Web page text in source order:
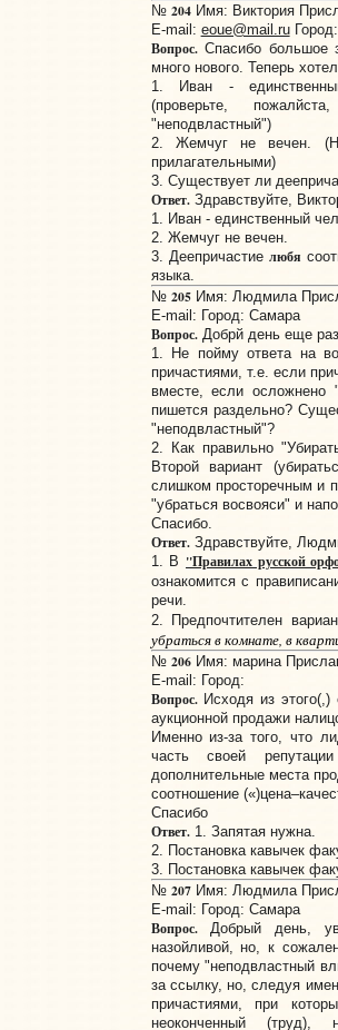
№ 204Имя: Виктория
E-mail: eoue@mail.ruГород:
Вопрос.Спасибо большое
много нового. Теперь
1. Иван -
(проверьте,
"неподвластный")
2. Жемчуг не вечен.
прилагательными)
3. Существует ли
Ответ.Здравствуйте,
1. Иван - единственный
2. Жемчуг не вечен.
3. Деепричастие любя
языка.
№ 205Имя: Людмила
E-mail: Город: Самара
Вопрос.Добрй день еще
1. Не пойму ответа на
причастиями, т.е. если
вместе, если
пишется раздельно?
"неподвластный"?
2. Как правильно
Второй вариант
слишком просторечным и
"убраться восвояси" и
Спасибо.
Ответ.Здравствуйте,
1. В "Правилах русской
ознакомится с
речи.
2. Предпочтителен
убраться в комнате, в
№ 206Имя: марина
E-mail: Город:
Вопрос.Исходя из этого(,)
аукционной продажи
Именно из-за того, что
часть своей
дополнительные места
соотношение
Спасибо
Ответ.1. Запятая нужна.
2. Постановка кавычек
3. Постановка кавычек
№ 207Имя: Людмила
E-mail: Город: Самара
Вопрос.Добрый день,
назойливой, но, к
почему "неподвластный
за ссылку, но, следуя
причастиями, при
неоконченный